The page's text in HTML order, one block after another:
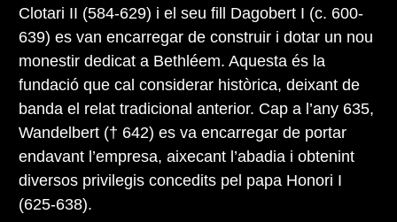
Clotari II (584-629) i el seu fill Dagobert I (c. 600-
639) es van encarregar de construir i dotar un nou
monestir dedicat a Bethléem. Aquesta és la
fundació que cal considerar històrica, deixant de
banda el relat tradicional anterior. Cap a l’any 635,
Wandelbert († 642) es va encarregar de portar
endavant l’empresa, aixecant l’abadia i obtenint
diversos privilegis concedits pel papa Honori I
(625-638).